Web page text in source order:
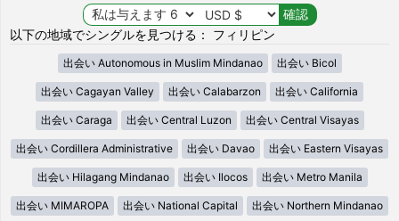
以下の地域でシングルを見つける： フィリピン
出会い Autonomous in Muslim Mindanao 出会い Bicol
出会い Cagayan Valley 出会い Calabarzon 出会い California
出会い Caraga 出会い Central Luzon 出会い Central Visayas
出会い Cordillera Administrative 出会い Davao 出会い Eastern Visayas
出会い Hilagang Mindanao 出会い Ilocos 出会い Metro Manila
出会い MIMAROPA 出会い National Capital 出会い Northern Mindanao